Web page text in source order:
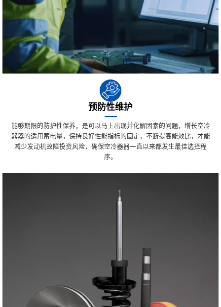
预防性维护
能够期限的防护性保养，是可以马上出现并化解因素的问題，增长空冷
器器的适用蓄电量，保持良好性能指标的固定，不断提高能效比，才能
减少发动机故障投资风险，确保空冷器器一直以来都发生最佳选择程
序。